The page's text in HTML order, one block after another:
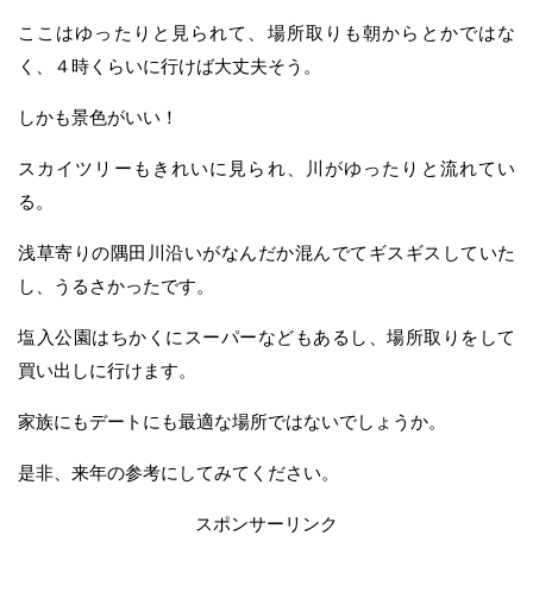
ここはゆったりと見られて、場所取りも朝からとかではな
く、４時くらいに行けば大丈夫そう。
しかも景色がいい！
スカイツリーもきれいに見られ、川がゆったりと流れてい
る。
浅草寄りの隅田川沿いがなんだか混んでてギスギスしていた
し、うるさかったです。
塩入公園はちかくにスーパーなどもあるし、場所取りをして
買い出しに行けます。
家族にもデートにも最適な場所ではないでしょうか。
是非、来年の参考にしてみてください。
スポンサーリンク